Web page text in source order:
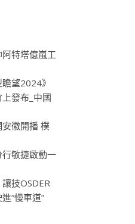
特塔億嵐工
望2024》
發布_中國
安徽開播 樸
敏捷啟動一
技OSDER
“慢車道”